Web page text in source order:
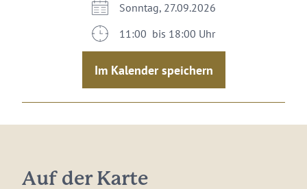
Sonntag, 27.09.2026
11:00 bis 18:00 Uhr
Im Kalender speichern
Auf der Karte